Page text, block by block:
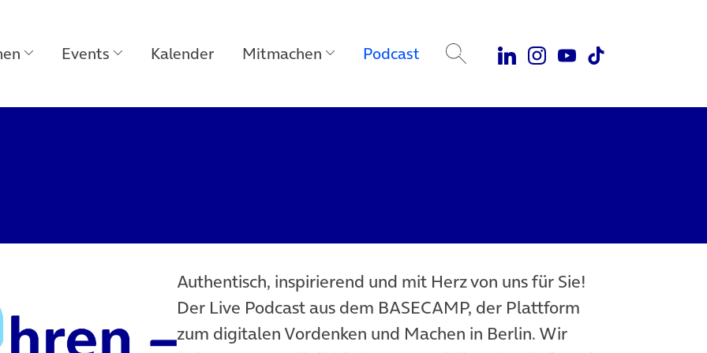
Events Kalender Mitmachen Podcast
Authentisch, inspirierend und mit Herz von uns für Sie!
Der Live Podcast aus dem BASECAMP, der Plattform
zum digitalen Vordenken und Machen in Berlin. Wir